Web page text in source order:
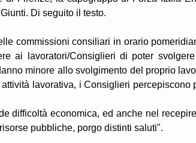
Di seguito il testo.
commissioni consiliari in orario
ai lavoratori/Consiglieri di poter
minore allo svolgimento del proprio
lavorativa, i Consiglieri percepiscono
difficoltà economica, ed anche nel
pubbliche, porgo distinti saluti".